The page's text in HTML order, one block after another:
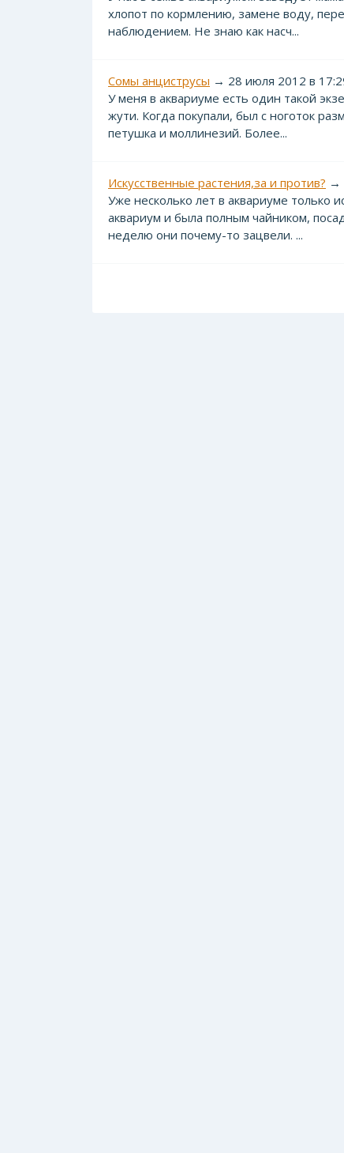
хлопот по кормлению, замене воду,
наблюдением. Не знаю как насч...
Сомы анциструсы → 28 июля 2012 в
У меня в аквариуме есть один такой
жути. Когда покупали, был с ноготок
петушка и моллинезий. Более...
Искусственные растения,за и против? →
Уже несколько лет в аквариуме только
аквариум и была полным чайником,
неделю они почему-то зацвели. ...